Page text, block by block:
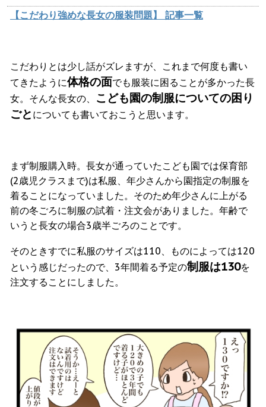
【こだわり強めな長女の服装問題】 記事一覧
こだわりとは少し話がズレますが、これまで何度も書い
てきたように体格の面でも服装に困ることが多かった長
女。 そんな長女の、 こども園の制服についての困り
ごと についても書いておこうと思います。
まず制服購入時。長女が通っていたこども園では保育部
(2歳児クラスまで)は私服、年少さんから園指定の制服を
着ることになっていました。そのため年少さんに上がる
前の冬ごろに制服の試着・注文会がありました。年齢で
いうと長女の場合3歳半ごろのことです。
そのときすでに私服のサイズは110、ものによっては120
という感じだったので、3年間着る予定の制服は130を
注文することにしました。